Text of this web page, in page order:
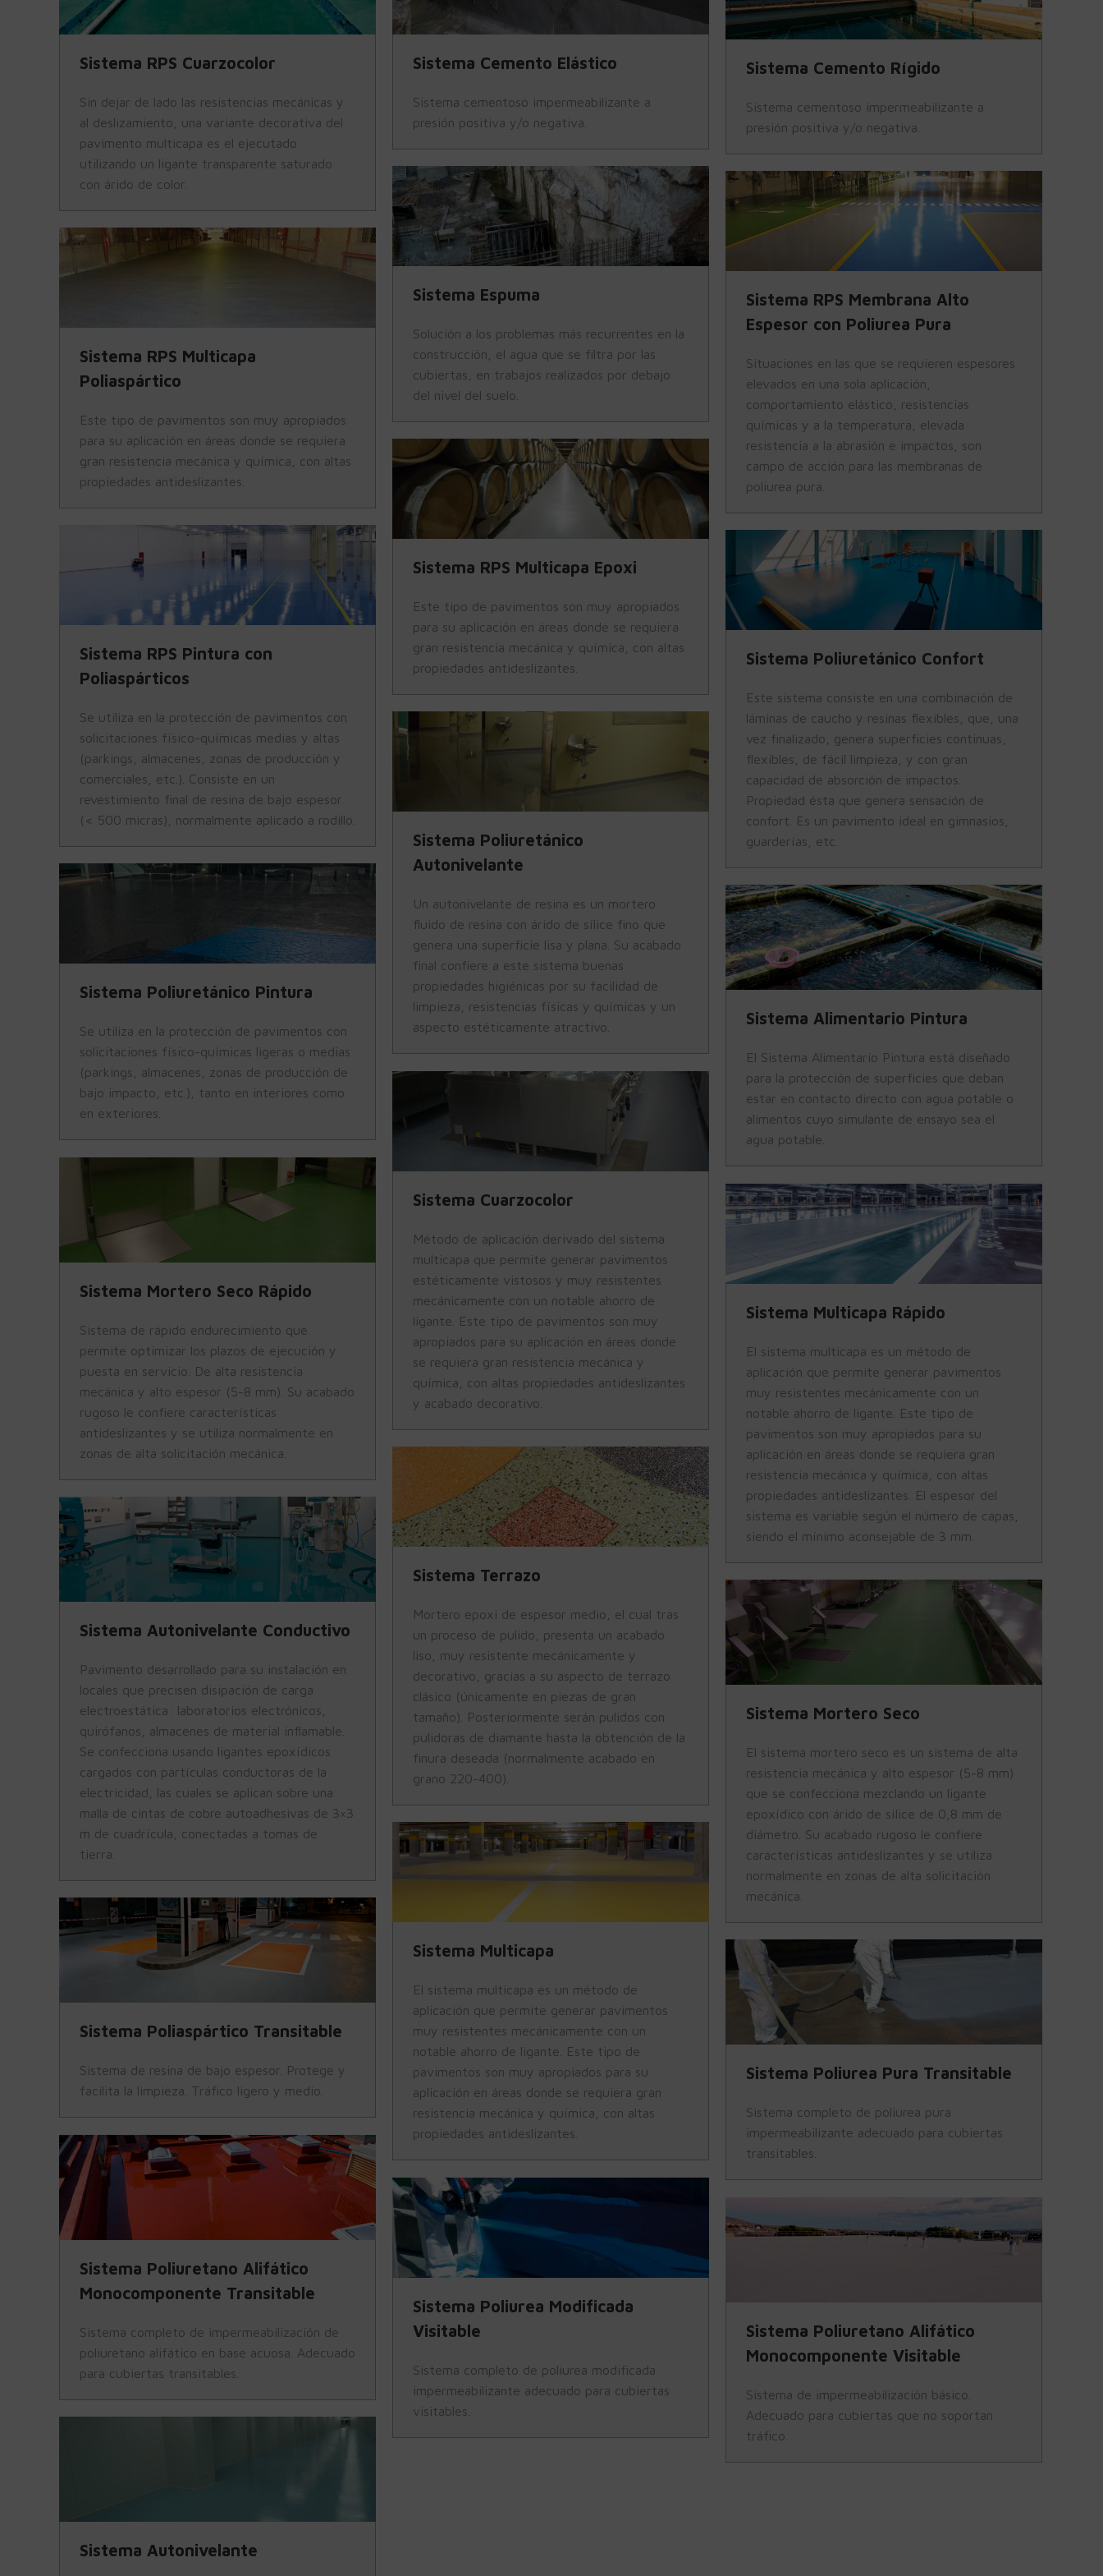
Sistema RPS Cuarzocolor
Sin dejar de lado las resistencias mecánicas y
al deslizamiento, una variante decorativa del
pavimento multicapa es el ejecutado
utilizando un ligante transparente saturado
con árido de color.
Sistema Cemento Elástico
Sistema cementoso impermeabilizante a
presión positiva y/o negativa.
Sistema Cemento Rígido
Sistema cementoso impermeabilizante a
presión positiva y/o negativa.
Sistema Espuma
Solución a los problemas más recurrentes en la
construcción, el agua que se filtra por las
cubiertas, en trabajos realizados por debajo
del nivel del suelo.
Sistema RPS Membrana Alto
Espesor con Poliurea Pura
Situaciones en las que se requieren espesores
elevados en una sola aplicación,
comportamiento elástico, resistencias
químicas y a la temperatura, elevada
resistencia a la abrasión e impactos, son
campo de acción para las membranas de
poliurea pura.
Sistema RPS Multicapa
Poliaspártico
Este tipo de pavimentos son muy apropiados
para su aplicación en áreas donde se requiera
gran resistencia mecánica y química, con altas
propiedades antideslizantes.
Sistema RPS Multicapa Epoxi
Este tipo de pavimentos son muy apropiados
para su aplicación en áreas donde se requiera
gran resistencia mecánica y química, con altas
propiedades antideslizantes.
Sistema RPS Pintura con
Poliaspárticos
Se utiliza en la protección de pavimentos con
solicitaciones físico-químicas medias y altas
(parkings, almacenes, zonas de producción y
comerciales, etc.). Consiste en un
revestimiento final de resina de bajo espesor
(< 500 micras), normalmente aplicado a rodillo.
Sistema Poliuretánico Confort
Este sistema consiste en una combinación de
láminas de caucho y resinas flexibles, que, una
vez finalizado, genera superficies continuas,
flexibles, de fácil limpieza, y con gran
capacidad de absorción de impactos.
Propiedad ésta que genera sensación de
confort. Es un pavimento ideal en gimnasios,
guarderías, etc.
Sistema Poliuretánico
Autonivelante
Un autonivelante de resina es un mortero
fluido de resina con árido de sílice fino que
genera una superficie lisa y plana. Su acabado
final confiere a este sistema buenas
propiedades higiénicas por su facilidad de
limpieza, resistencias físicas y químicas y un
aspecto estéticamente atractivo.
Sistema Poliuretánico Pintura
Se utiliza en la protección de pavimentos con
solicitaciones físico-químicas ligeras o medias
(parkings, almacenes, zonas de producción de
bajo impacto, etc.), tanto en interiores como
en exteriores.
Sistema Alimentario Pintura
El Sistema Alimentario Pintura está diseñado
para la protección de superficies que deban
estar en contacto directo con agua potable o
alimentos cuyo simulante de ensayo sea el
agua potable.
Sistema Cuarzocolor
Método de aplicación derivado del sistema
multicapa que permite generar pavimentos
estéticamente vistosos y muy resistentes
mecánicamente con un notable ahorro de
ligante. Este tipo de pavimentos son muy
apropiados para su aplicación en áreas donde
se requiera gran resistencia mecánica y
química, con altas propiedades antideslizantes
y acabado decorativo.
Sistema Mortero Seco Rápido
Sistema de rápido endurecimiento que
permite optimizar los plazos de ejecución y
puesta en servicio. De alta resistencia
mecánica y alto espesor (5-8 mm). Su acabado
rugoso le confiere características
antideslizantes y se utiliza normalmente en
zonas de alta solicitación mecánica.
Sistema Multicapa Rápido
El sistema multicapa es un método de
aplicación que permite generar pavimentos
muy resistentes mecánicamente con un
notable ahorro de ligante. Este tipo de
pavimentos son muy apropiados para su
aplicación en áreas donde se requiera gran
resistencia mecánica y química, con altas
propiedades antideslizantes. El espesor del
sistema es variable según el número de capas,
siendo el mínimo aconsejable de 3 mm.
Sistema Terrazo
Mortero epoxi de espesor medio, el cual tras
un proceso de pulido, presenta un acabado
liso, muy resistente mecánicamente y
decorativo, gracias a su aspecto de terrazo
clásico (únicamente en piezas de gran
tamaño). Posteriormente serán pulidos con
pulidoras de diamante hasta la obtención de la
finura deseada (normalmente acabado en
grano 220-400).
Sistema Autonivelante Conductivo
Pavimento desarrollado para su instalación en
locales que precisen disipación de carga
electroestática: laboratorios electrónicos,
quirófanos, almacenes de material inflamable.
Se confecciona usando ligantes epoxídicos
cargados con partículas conductoras de la
electricidad, las cuales se aplican sobre una
malla de cintas de cobre autoadhesivas de 3×3
m de cuadrícula, conectadas a tomas de
tierra.
Sistema Mortero Seco
El sistema mortero seco es un sistema de alta
resistencia mecánica y alto espesor (5-8 mm)
que se confecciona mezclando un ligante
epoxídico con árido de sílice de 0,8 mm de
diámetro. Su acabado rugoso le confiere
características antideslizantes y se utiliza
normalmente en zonas de alta solicitación
mecánica.
Sistema Multicapa
El sistema multicapa es un método de
aplicación que permite generar pavimentos
muy resistentes mecánicamente con un
notable ahorro de ligante. Este tipo de
pavimentos son muy apropiados para su
aplicación en áreas donde se requiera gran
resistencia mecánica y química, con altas
propiedades antideslizantes.
Sistema Poliaspártico Transitable
Sistema de resina de bajo espesor. Protege y
facilita la limpieza. Tráfico ligero y medio.
Sistema Poliurea Pura Transitable
Sistema completo de poliurea pura
impermeabilizante adecuado para cubiertas
transitables.
Sistema Poliuretano Alifático
Monocomponente Transitable
Sistema completo de impermeabilización de
poliuretano alifático en base acuosa. Adecuado
para cubiertas transitables.
Sistema Poliurea Modificada
Visitable
Sistema completo de poliurea modificada
impermeabilizante adecuado para cubiertas
visitables.
Sistema Poliuretano Alifático
Monocomponente Visitable
Sistema de impermeabilización básico.
Adecuado para cubiertas que no soportan
tráfico.
Sistema Autonivelante